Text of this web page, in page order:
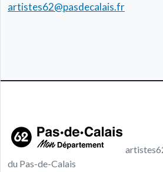
artistes62@pasdecalais.fr
du Pas-de-Calais